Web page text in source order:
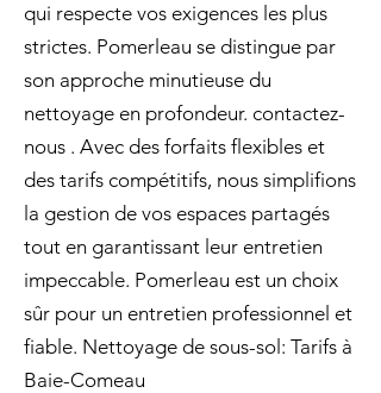
qui respecte vos exigences les plus
strictes. Pomerleau se distingue par
son approche minutieuse du
nettoyage en profondeur. contactez-
nous . Avec des forfaits flexibles et
des tarifs compétitifs, nous simplifions
la gestion de vos espaces partagés
tout en garantissant leur entretien
impeccable. Pomerleau est un choix
sûr pour un entretien professionnel et
fiable. Nettoyage de sous-sol: Tarifs à
Baie-Comeau